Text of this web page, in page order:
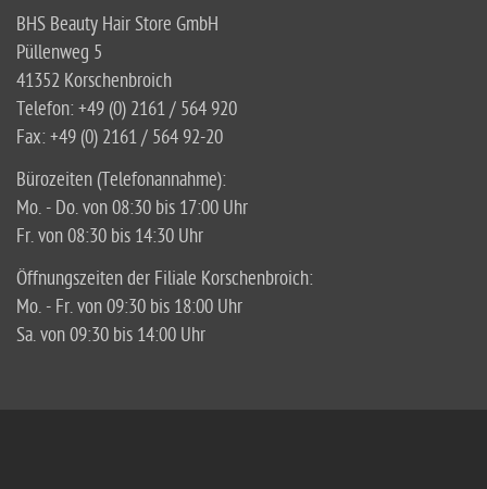
BHS Beauty Hair Store GmbH
Püllenweg 5
41352 Korschenbroich
Telefon: +49 (0) 2161 / 564 920
Fax: +49 (0) 2161 / 564 92-20
Bürozeiten (Telefonannahme):
Mo. - Do. von 08:30 bis 17:00 Uhr
Fr. von 08:30 bis 14:30 Uhr
Öffnungszeiten der Filiale Korschenbroich:
Mo. - Fr. von 09:30 bis 18:00 Uhr
Sa. von 09:30 bis 14:00 Uhr